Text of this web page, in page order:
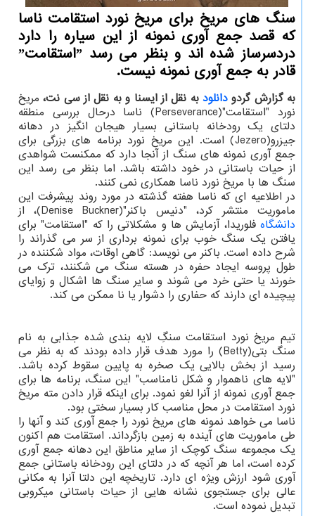
سنگ های مریخ برای مریخ نورد استقامت ناسا
که قصد جمع آوری نمونه از این سیاره را دارد
دردسرساز شده اند و بنظر می رسد ˮاستقامتˮ
قادر به جمع آوری نمونه نیست.
به گزارش گردودانلود به نقل از ایسنا و به نقل از سی نت، مریخ
نورد "استقامت"(Perseverance) ناسا درحال بررسی منطقه
دلتای یک رودخانه باستانی بسیار هیجان انگیز در دهانه
جیزرو(Jezero) است. این مریخ نورد برنامه های بزرگی برای
جمع آوری نمونه های سنگ از آنجا دارد که ممکنست شواهدی
از حیات باستانی در خود داشته باشد. اما بنظر می رسد این
سنگ ها با مریخ نورد ناسا همکاری نمی کنند.
در اطلاعیه ای که ناسا هفته گذشته در مورد روند پیشرفت این
ماموریت منتشر کرد، "دنیس باکنر"(Denise Buckner)، از
دانشگاه فلوریدا، آزمایش ها و مشکلاتی را که "استقامت" برای
یافتن یک سنگ خوب برای نمونه برداری از سر می گذراند را
شرح داده است. باکنر می نویسد: گاهی اوقات، مواد شکننده در
طول پروسه ایجاد حفره در هسته سنگ می شکنند، ترک می
خورند یا حتی خرد می شوند و سایر سنگ ها اشکال و زوایای
پیچیده ای دارند که حفاری را دشوار یا نا ممکن می کند.
تیم مریخ نورد استقامت سنگِ لایه بندی شده جذابی به نام
سنگ بتی(Betty) را مورد هدف قرار داده بودند که به نظر می
رسید از بخش بالایی یک صخره به پایین سقوط کرده باشد.
"لایه های ناهموار و شکل نامناسب" این سنگ، برنامه ها برای
جمع آوری نمونه از آنرا لغو نمود. برای اینکه قرار دادن مته مریخ
نورد استقامت در محل مناسب کار بسیار سختی بود.
ناسا می خواهد نمونه های مریخ نورد را جمع آوری کند و آنها را
طی ماموریت های آینده به زمین بازگرداند. استقامت هم اکنون
یک مجموعه سنگ کوچک از سایر مناطق این دهانه جمع آوری
کرده است، اما هر آنچه که در دلتای این رودخانه باستانی جمع
آوری شود ارزش ویژه ای دارد. تاریخچه این دلتا آنرا به مکانی
عالی برای جستجوی نشانه هایی از حیات باستانی میکروبی
تبدیل نموده است.